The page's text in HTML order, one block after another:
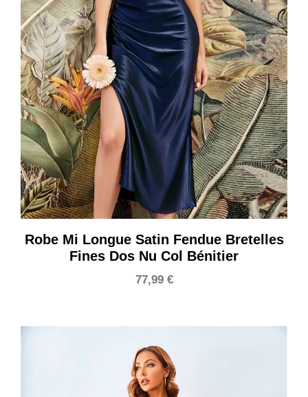
Robe Mi Longue Satin Fendue Bretelles
Fines Dos Nu Col Bénitier
77,99 €